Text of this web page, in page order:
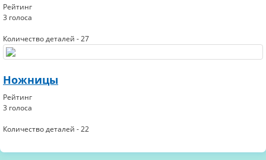
Рейтинг
3 голоса
Количество деталей - 27
Ножницы
Рейтинг
3 голоса
Количество деталей - 22